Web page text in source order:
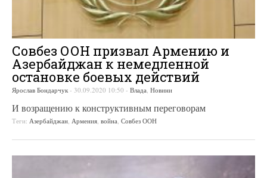
Совбез ООН призвал Армению и
Азербайджан к немедленной
остановке боевых действий
Ярослав Бондарчук - 30.09.2020 10:50 - Влада Новини
И возращению к конструктивным переговорам
Теги: Азербайджан Армения война Совбез ООН